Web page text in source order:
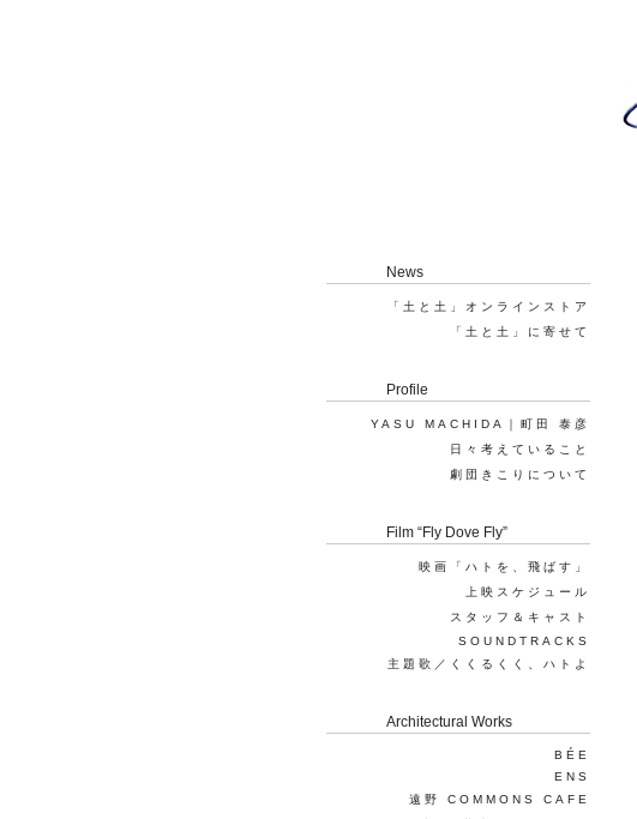
News
「土と土」オンラインストア
「土と土」に寄せて
Profile
YASU MACHIDA｜町田 泰彦
日々考えていること
劇団きこりについて
Film “Fly Dove Fly”
映画「ハトを、飛ばす」
上映スケジュール
スタッフ＆キャスト
SOUNDTRACKS
主題歌／くくるくく、ハトよ
Architectural Works
BÉE
ENS
遠野 COMMONS CAFE